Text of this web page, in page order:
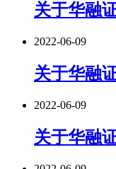
关于华融
2022-06-09
关于华融
2022-06-09
关于华融